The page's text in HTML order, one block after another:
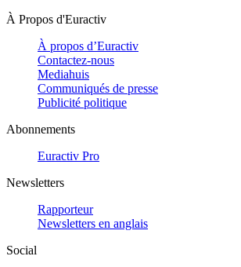
À Propos d'Euractiv
À propos d’Euractiv
Contactez-nous
Mediahuis
Communiqués de presse
Publicité politique
Abonnements
Euractiv Pro
Newsletters
Rapporteur
Newsletters en anglais
Social